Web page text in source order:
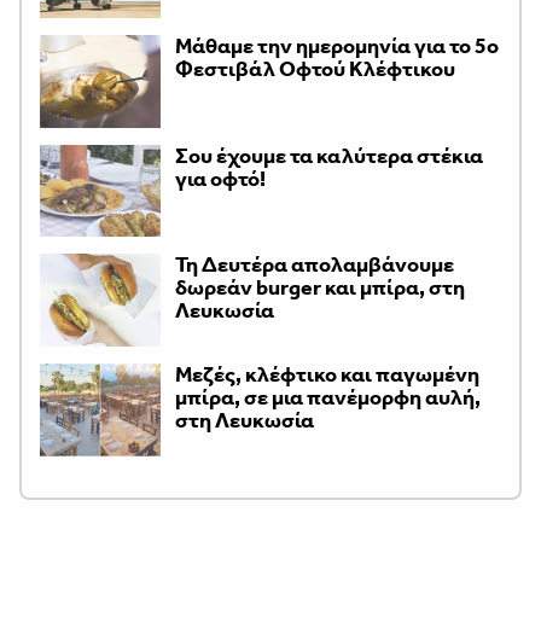
Μάθαμε την ημερομηνία για το 5ο
Φεστιβάλ Οφτού Κλέφτικου
Σου έχουμε τα καλύτερα στέκια
για οφτό!
Τη Δευτέρα απολαμβάνουμε
δωρεάν burger και μπίρα, στη
Λευκωσία
Μεζές, κλέφτικο και παγωμένη
μπίρα, σε μια πανέμορφη αυλή,
στη Λευκωσία